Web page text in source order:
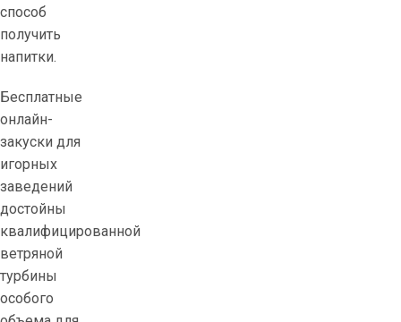
способ
получить
напитки.
Бесплатные
онлайн-
закуски для
игорных
заведений
достойны
квалифицированной
ветряной
турбины
особого